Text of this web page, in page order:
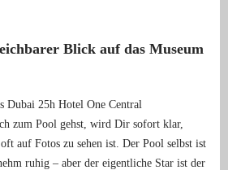
Blick auf das Museum
zum Pool gehst, wird Dir sofort klar,
auf Fotos zu sehen ist. Der Pool selbst ist
ruhig – aber der eigentliche Star ist der